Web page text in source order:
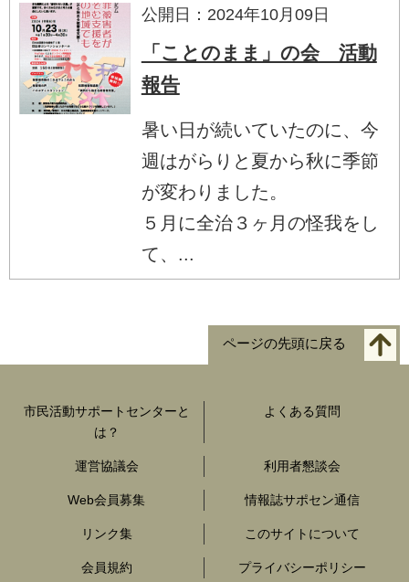
公開日：2024年10月09日
「ことのまま」の会 活動
報告
暑い日が続いていたのに、今
週はがらりと夏から秋に季節
が変わりました。
５月に全治３ヶ月の怪我をし
て、...
ページの先頭に戻る
市民活動サポートセンターと
は？
よくある質問
運営協議会 利用者懇談会
Web会員募集 情報誌サポセン通信
リンク集 このサイトについて
会員規約 プライバシーポリシー